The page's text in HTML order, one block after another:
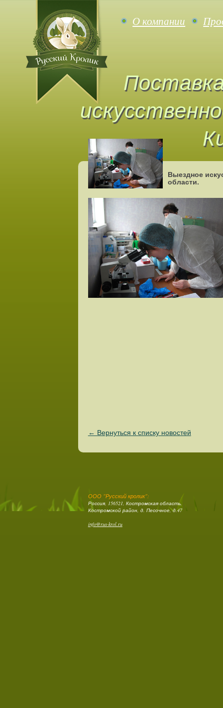
О компании
Выездное
области.
← Вернуться к списку новостей
ООО "Русский кролик":
Россия, 156521, Костромская область,
Костромской район, д. Песочное, д.47
info@rus-krol.ru